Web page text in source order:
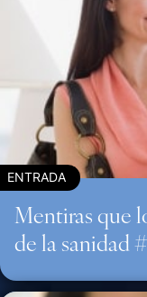
ENTRADA
Mentiras que
de la sanidad